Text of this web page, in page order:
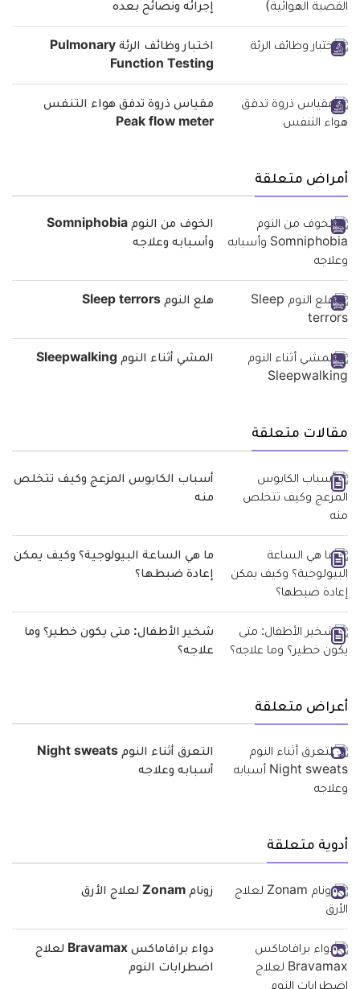
إجرائه ونصائح بعده
اختبار وظائف الرئة Pulmonary
Function Testing
مقياس ذروة تدفق هواء التنفس
Peak flow meter
أمراض متعلقة
الخوف من النوم Somniphobia
وأسبابه وعلاجه
هلع النوم Sleep terrors
المشي أثناء النوم Sleepwalking
مقالات متعلقة
أسباب الكابوس المزعج وكيف تتخلص
منه
ما هي الساعة البيولوجية؟ وكيف يمكن
إعادة ضبطها؟
شخير الأطفال: متى يكون خطير؟ وما
علاجه؟
أعراض متعلقة
التعرق أثناء النوم Night sweats
أسبابه وعلاجه
أدوية متعلقة
زونام Zonam لعلاج الأرق
دواء برافاماكس Bravamax لعلاج
اضطرابات النوم